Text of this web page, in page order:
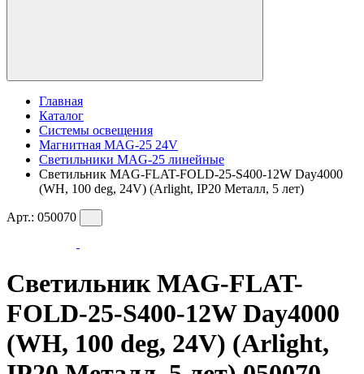
Главная
Каталог
Системы освещения
Магнитная MAG-25 24V
Светильники MAG-25 линейные
Светильник MAG-FLAT-FOLD-25-S400-12W Day4000
(WH, 100 deg, 24V) (Arlight, IP20 Металл, 5 лет)
Арт.: 050070
Светильник MAG-FLAT-
FOLD-25-S400-12W Day4000
(WH, 100 deg, 24V) (Arlight,